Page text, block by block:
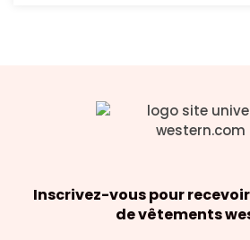
Inscrivez-vous pour
de vêtements